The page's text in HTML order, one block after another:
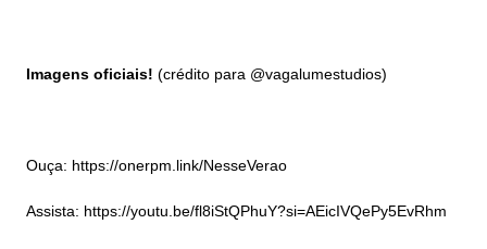
Imagens oficiais! (crédito para @vagalumestudios)
Ouça: https://onerpm.link/NesseVerao
Assista: https://youtu.be/fl8iStQPhuY?si=AEicIVQePy5EvRhm